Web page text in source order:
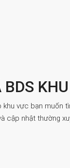
vực bạn muốn
cập nhật thường